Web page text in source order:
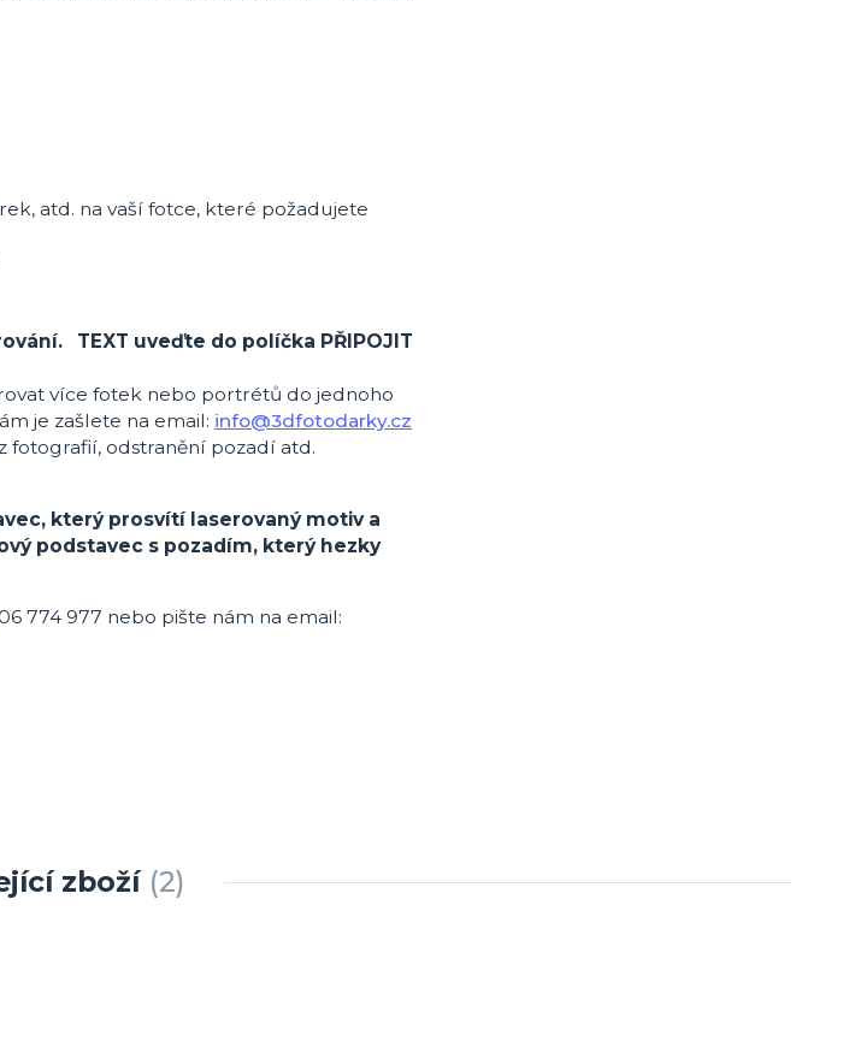
atd. na vaší fotce, které požadujete
TEXT uveďte do políčka PŘIPOJIT
více fotek nebo portrétů do jednoho
je zašlete na email: info@3dfotodarky.cz
fotografií, odstranění pozadí atd.
který prosvítí laserovaný motiv a
podstavec s pozadím, který hezky
774 977 nebo pište nám na email:
zboží 2